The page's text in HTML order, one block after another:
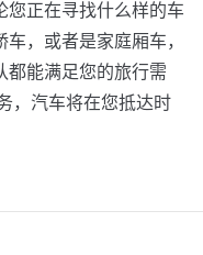
您正在寻找什么样的车
，或者是家庭厢车，
都能满足您的旅行需
，汽车将在您抵达时